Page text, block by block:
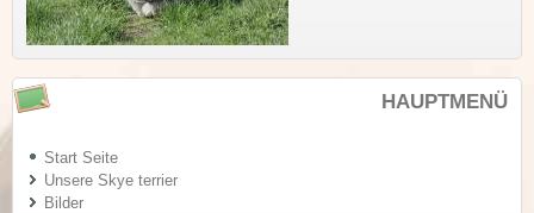
HAUPTMENÜ
Start Seite
Unsere Skye terrier
Bilder